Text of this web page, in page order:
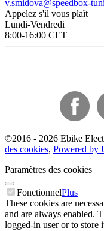
v.smidova@speedbox-
Appelez s'il vous plaît
Lundi-Vendredi
8:00-16:00 CET
©2016 - 2026 Ebike
des cookies, Powered by
Paramètres des cookies
FonctionnelPlus
These cookies are
and are always enabled.
logged-in user or to store